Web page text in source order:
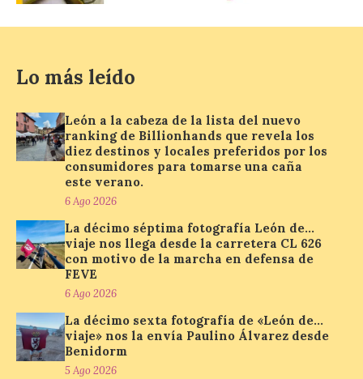
puede causar daños
irreversibles en la retina”
provocar pérdida de
visión central, manchas en
el campo visual y
alteraciones en la
percepción de formas y colores. El
especialista en Oftalmología del Hospital
San Juan de Dios de León, Dr. Mahave
Ruiz, advierte de […]
La décimo séptima
fotografía León de…viaje
nos llega desde la
carretera CL 626 con
motivo de la marcha en
defensa de FEVE
Lo más leído
León a la cabeza de la lista del nuevo
ranking de Billionhands que revela los
diez destinos y locales preferidos por los
consumidores para tomarse una caña
este verano.
6 Ago 2026
La décimo séptima fotografía León de…
viaje nos llega desde la carretera CL 626
con motivo de la marcha en defensa de
FEVE
6 Ago 2026
La décimo sexta fotografía de «León de…
viaje» nos la envía Paulino Álvarez desde
Benidorm
5 Ago 2026